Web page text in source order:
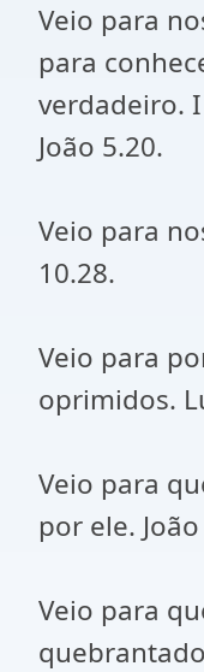
Veio para
para
verdadeiro. I
João 5.20.
Veio para
10.28.
Veio para
oprimidos.
Veio para
por ele.
Veio para